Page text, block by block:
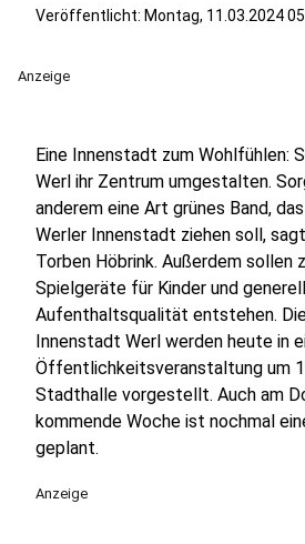
Veröffentlicht: Montag, 11.03.2024
Anzeige
Eine Innenstadt zum Wohlfühlen:
Werl ihr Zentrum umgestalten.
anderem eine Art grünes Band,
Werler Innenstadt ziehen soll,
Torben Höbrink. Außerdem sollen
Spielgeräte für Kinder und
Aufenthaltsqualität entstehen.
Innenstadt Werl werden heute in
Öffentlichkeitsveranstaltung um
Stadthalle vorgestellt. Auch am
kommende Woche ist nochmal
geplant.
Anzeige